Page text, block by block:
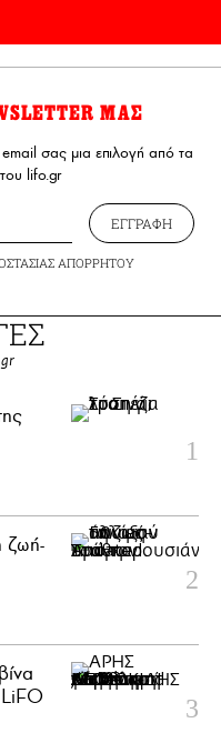
ΜΑΣ
σας μια επιλογή από τα
lifo.gr
ΕΓΓΡΑΦΗ
ΑΠΟΡΡΗΤΟΥ
ζωή-